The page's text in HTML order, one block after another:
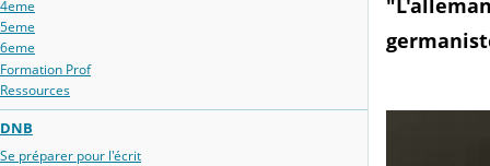
4eme
5eme
6eme
Formation Prof
Ressources
DNB
Se préparer pour l'écrit